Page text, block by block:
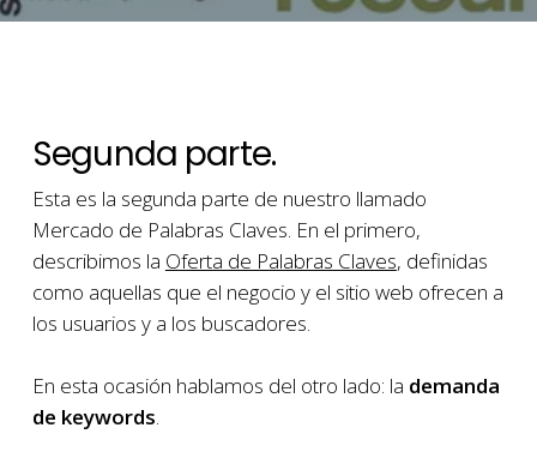
Segunda parte.
Esta es la segunda parte de nuestro llamado
Mercado de Palabras Claves. En el primero,
describimos la Oferta de Palabras Claves, definidas
como aquellas que el negocio y el sitio web ofrecen a
los usuarios y a los buscadores.
En esta ocasión hablamos del otro lado: la demanda
de keywords